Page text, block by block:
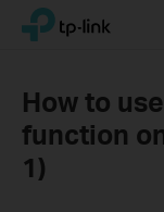
Click
navigation
bar
TP-Link, Reliably
How to
function
1)